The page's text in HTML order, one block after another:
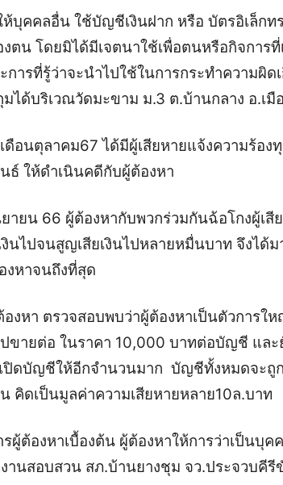
ห้บุคคลอื่น ใช้บัญชีเงินฝาก หรือ บัตรอิเล็ก
ตน โดยมิได้มีเจตนาใช้เพื่อตนหรือกิจการ
ารที่รู้ว่าจะนำไปใช้ในการกระทำความผิด
มได้บริเวณวัดมะขาม ม.3 ต.บ้านกลาง อ.เมื
ดือนตุลาคม67 ได้มีผู้เสียหายแจ้งความร้อง
ธ์ ให้ดำเนินคดีกับผู้ต้องหา
ายน 66 ผู้ต้องหากับพวกร่วมกันฉ้อโกงผู้เสี
นไปจนสูญเสียเงินไปหลายหมื่นบาท จึงได้
งหาจนถึงที่สุด
งหา ตรวจสอบพบว่าผู้ต้องหาเป็นตัวการใ
ขายต่อ ในราคา 10,000 บาทต่อบัญชี และ
เปิดบัญชีให้อีกจำนวนมาก บัญชีทั้งหมดจะถู
คิดเป็นมูลค่าความเสียหายหลาย10ล.บาท
รผู้ต้องหาเบื้องต้น ผู้ต้องหาให้การว่าเป็นบุค
านสอบสวน สภ.บ้านยางชุม จว.ประจวบคีรี